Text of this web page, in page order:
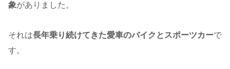
象がありました。
それは長年乗り続けてきた愛車のバイクとスポーツカーで
す。